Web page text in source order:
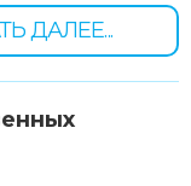
ДАЛЕЕ...